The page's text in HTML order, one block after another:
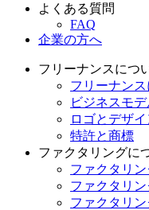
よくある質問
FAQ
企業の方へ
フリーナンスにつ
フリーナン
ビジネスモ
ロゴとデザイ
特許と商標
ファクタリングに
ファクタリ
ファクタリ
ファクタリ